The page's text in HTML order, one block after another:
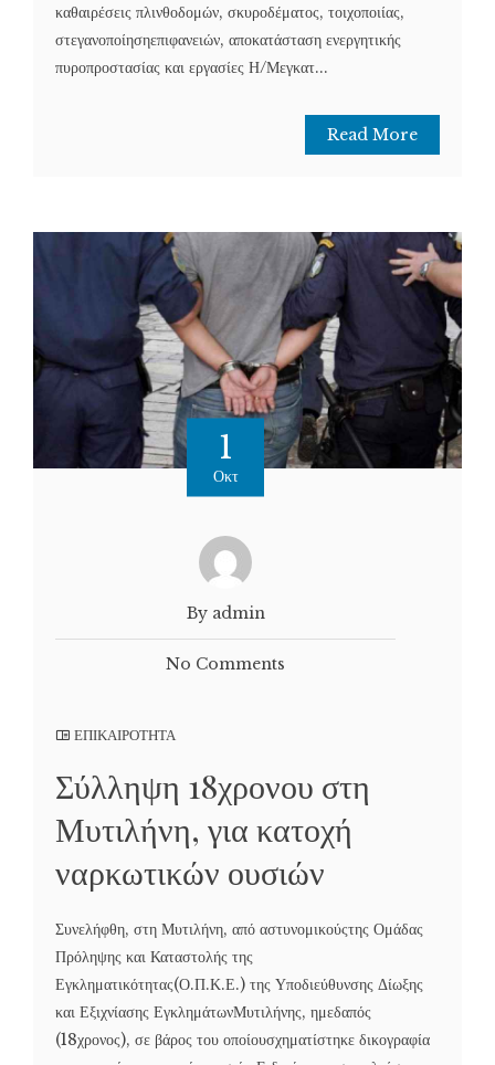
καθαιρέσεις πλινθοδομών, σκυροδέματος, τοιχοποιίας,
στεγανοποίησηεπιφανειών, αποκατάσταση ενεργητικής
πυροπροστασίας και εργασίες Η/Μεγκατ...
Read More
1
Οκτ
By admin
No Comments
ΕΠΙΚΑΙΡΟΤΗΤΑ
Σύλληψη 18χρονου στη
Μυτιλήνη, για κατοχή
ναρκωτικών ουσιών
Συνελήφθη, στη Μυτιλήνη, από αστυνομικούςτης Ομάδας
Πρόληψης και Καταστολής της
Εγκληματικότητας(Ο.Π.Κ.Ε.) της Υποδιεύθυνσης Δίωξης
και Εξιχνίασης ΕγκλημάτωνΜυτιλήνης, ημεδαπός
(18χρονος), σε βάρος του οποίουσχηματίστηκε δικογραφία